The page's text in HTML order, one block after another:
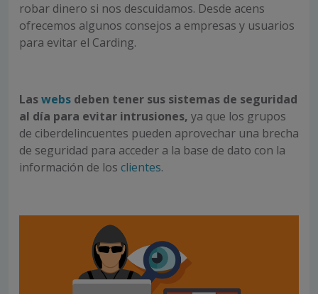
robar dinero si nos descuidamos. Desde acens
ofrecemos algunos consejos a empresas y usuarios
para evitar el Carding.
Laswebs deben tener sus sistemas de seguridad
al día para evitar intrusiones, ya que los grupos
de ciberdelincuentes pueden aprovechar una brecha
de seguridad para acceder a la base de dato con la
información de los clientes.